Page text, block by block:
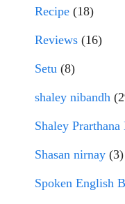
Recipe (18)
Reviews (16)
Setu (8)
shaley nibandh
Shaley Prarthana
Shasan nirnay (3)
Spoken English